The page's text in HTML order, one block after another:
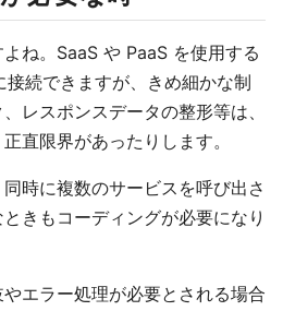
ね。SaaS や PaaS を使用する
接続できますが、きめ細かな制
レスポンスデータの整形等は、
直限界があったりします。
時に複数のサービスを呼び出さ
きもコーディングが必要になり
エラー処理が必要とされる場合